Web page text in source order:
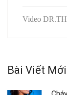
Video
Bài Viết